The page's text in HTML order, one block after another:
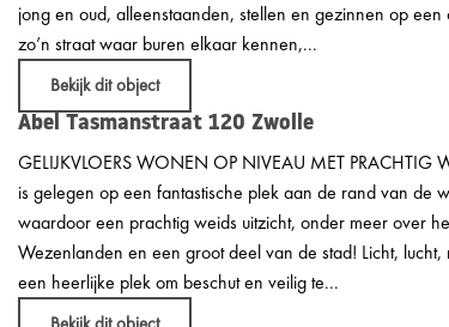
jong en oud, alleenstaanden, stellen en gezinnen op
zo’n straat waar buren elkaar kennen,...
Bekijk dit object
Abel Tasmanstraat 120 Zwolle
GELIJKVLOERS WONEN OP NIVEAU MET PRACHTIG
is gelegen op een fantastische plek aan de rand van de
waardoor een prachtig weids uitzicht, onder meer over
Wezenlanden en een groot deel van de stad! Licht,
een heerlijke plek om beschut en veilig te...